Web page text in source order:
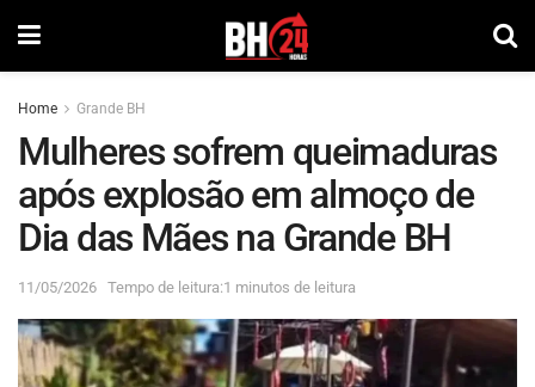
Home Grande BH
Mulheres sofrem queimaduras
após explosão em almoço de
Dia das Mães na Grande BH
11/05/2026 Tempo de leitura:1 minutos de leitura